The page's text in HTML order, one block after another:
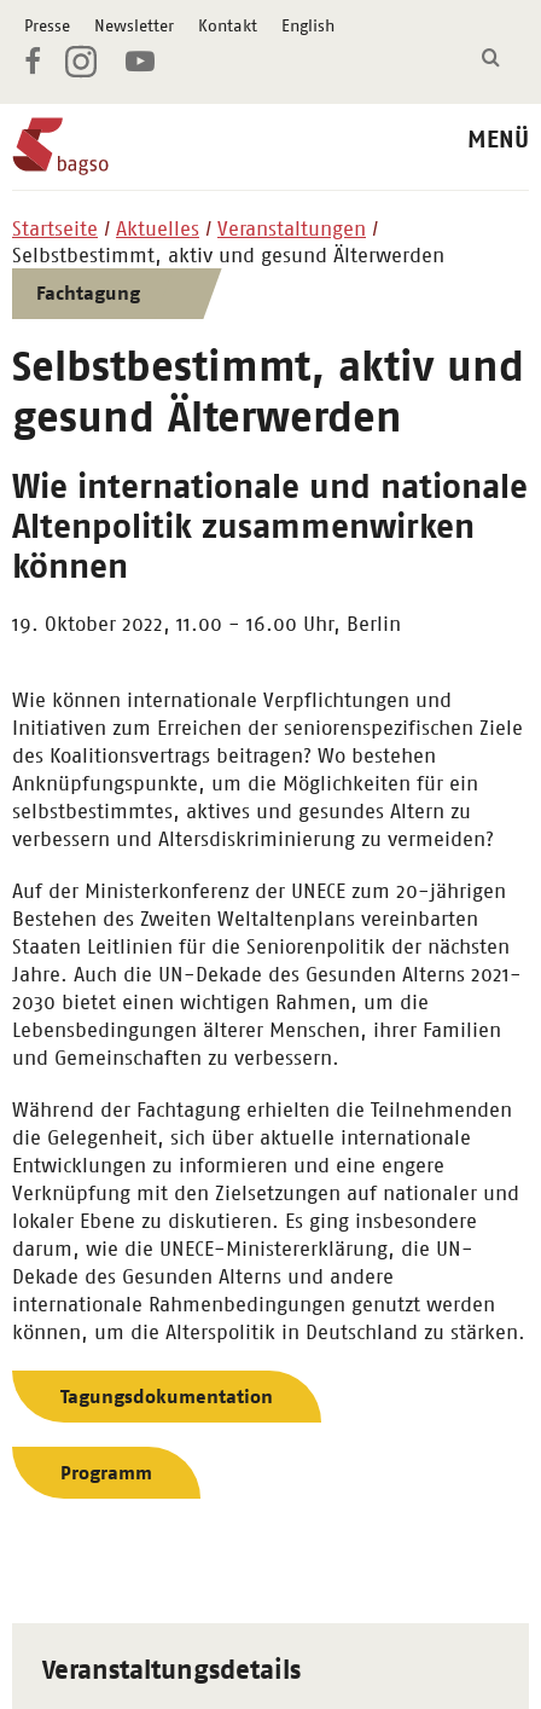
Presse Newsletter Kontakt English
MENÜ
Startseite Aktuelles
Veranstaltungen
Selbstbestimmt, aktiv und gesund Älterwerden
Fachtagung
Selbstbestimmt, aktiv und
gesund Älterwerden
Wie internationale und nationale
Altenpolitik zusammenwirken
können
19. Oktober 2022, 11.00 - 16.00 Uhr, Berlin
Wie können internationale Verpflichtungen und
Initiativen zum Erreichen der seniorenspezifischen Ziele
des Koalitionsvertrags beitragen? Wo bestehen
Anknüpfungspunkte, um die Möglichkeiten für ein
selbstbestimmtes, aktives und gesundes Altern zu
verbessern und Altersdiskriminierung zu vermeiden?
Auf der Ministerkonferenz der UNECE zum 20-jährigen
Bestehen des Zweiten Weltaltenplans vereinbarten
Staaten Leitlinien für die Seniorenpolitik der nächsten
Jahre. Auch die UN-Dekade des Gesunden Alterns 2021-
2030 bietet einen wichtigen Rahmen, um die
Lebensbedingungen älterer Menschen, ihrer Familien
und Gemeinschaften zu verbessern.
Während der Fachtagung erhielten die Teilnehmenden
die Gelegenheit, sich über aktuelle internationale
Entwicklungen zu informieren und eine engere
Verknüpfung mit den Zielsetzungen auf nationaler und
lokaler Ebene zu diskutieren. Es ging insbesondere
darum, wie die UNECE-Ministererklärung, die UN-
Dekade des Gesunden Alterns und andere
internationale Rahmenbedingungen genutzt werden
können, um die Alterspolitik in Deutschland zu stärken.
Tagungsdokumentation
Programm
Veranstaltungsdetails